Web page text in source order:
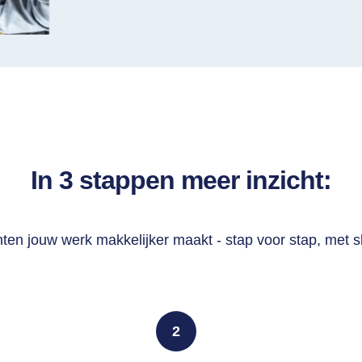
In 3 stappen meer inzicht:
jouw werk makkelijker maakt - stap voor stap, met
2